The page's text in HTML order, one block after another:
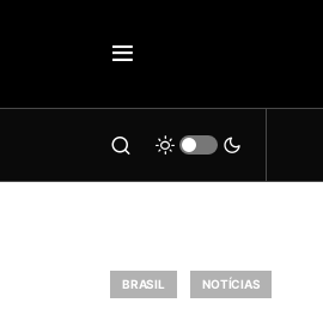
BRASIL NOTÍCIAS